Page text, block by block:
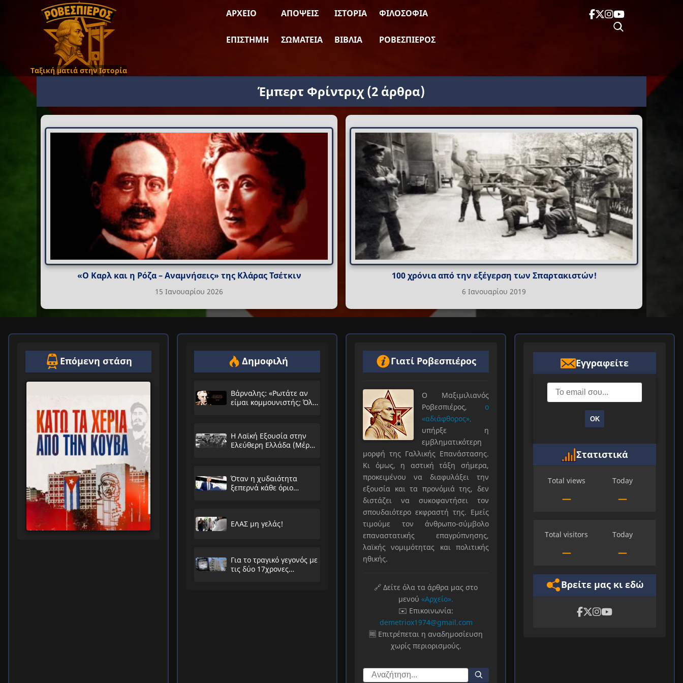
Ταξική ματιά στην Ιστορία
ΑΡΧΕΊΟ ΑΠΌΨΕΙΣ ΙΣΤΟΡΊΑ ΦΙΛΟΣΟΦΊΑ
ΕΠΙΣΤΉΜΗ ΣΩΜΑΤΕΊΑ ΒΙΒΛΊΑ ΡΟΒΕΣΠΙΈΡΟΣ
Έμπερτ Φρίντριχ (2 άρθρα)
«Ο Καρλ και η Ρόζα – Αναμνήσεις» της Κλάρας Τσέτκιν
15 Ιανουαρίου 2026
100 χρόνια από την εξέγερση των Σπαρτακιστών!
6 Ιανουαρίου 2019
Επόμενη στάση Δημοφιλή
Βάρναλης: «Ρωτάτε αν
είμαι κομμουνιστής; Όλο
Η Λαϊκή Εξουσία στην
Ελεύθερη Ελλάδα (Μέρος
Όταν η χυδαιότητα
ξεπερνά κάθε όριο…
ΕΛΑΣ μη γελάς!
Για το τραγικό γεγονός με
τις δύο 17χρονες
Γιατί Ροβεσπιέρος
Ο Μαξιμιλιανός
Ροβεσπιέρος, ο
«αδιάφθορος»,
υπήρξε η
εμβληματικότερη
μορφή της Γαλλικής Επανάστασης.
Κι όμως, η αστική τάξη σήμερα,
προκειμένου να διαφυλάξει την
εξουσία και τα προνόμιά της, δεν
διστάζει να συκοφαντήσει τον
σπουδαιότερο εκφραστή της. Εμείς
τιμούμε τον άνθρωπο-σύμβολο
επαναστατικής επαγρύπνησης,
λαϊκής νομιμότητας και πολιτικής
ηθικής.
🔗 Δείτε όλα τα άρθρα μας στο
μενού «Αρχείο».
✉️ Επικοινωνία:
demetriox1974@gmail.com
🆓 Επιτρέπεται η αναδημοσίευση
χωρίς περιορισμούς.
Εγγραφείτε
ΟΚ
Στατιστικά
Total views
—
Today
—
Total visitors
—
Today
—
Βρείτε μας κι εδώ